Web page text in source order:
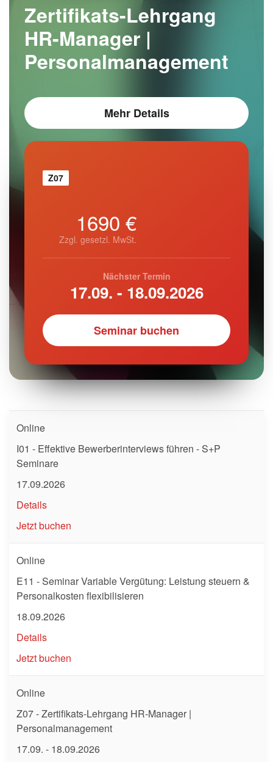
Zertifikats-Lehrgang
HR-Manager |
Personalmanagement
Mehr Details
Z07
1690 €
Zzgl. gesetzl. MwSt.
Nächster Termin
17.09. - 18.09.2026
Seminar buchen
Online
I01 - Effektive Bewerberinterviews führen - S+P
Seminare
17.09.2026
Details
Jetzt buchen
Online
E11 - Seminar Variable Vergütung: Leistung steuern &
Personalkosten flexibilisieren
18.09.2026
Details
Jetzt buchen
Online
Z07 - Zertifikats-Lehrgang HR-Manager |
Personalmanagement
17.09. - 18.09.2026